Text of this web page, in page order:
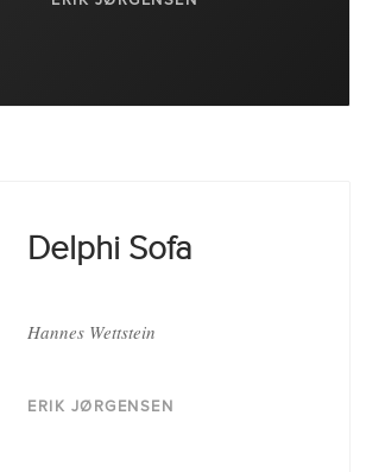
Delphi Sofa
Hannes Wettstein
ERIK JØRGENSEN